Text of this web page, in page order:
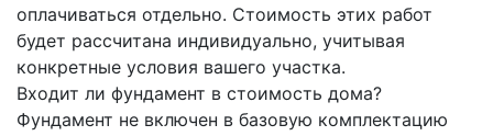
оплачиваться отдельно. Стоимость этих работ
будет рассчитана индивидуально, учитывая
конкретные условия вашего участка.
Входит ли фундамент в стоимость дома?
Фундамент не включен в базовую комплектацию